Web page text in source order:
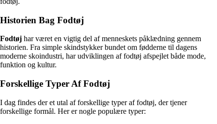
Historien Bag Fodtøj
Fodtøj har været en vigtig del af menneskets påklædning gennem
historien. Fra simple skindstykker bundet om fødderne til dagens
moderne skoindustri, har udviklingen af fodtøj afspejlet både mode,
funktion og kultur.
Forskellige Typer Af Fodtøj
I dag findes der et utal af forskellige typer af fodtøj, der tjener
forskellige formål. Her er nogle populære typer: